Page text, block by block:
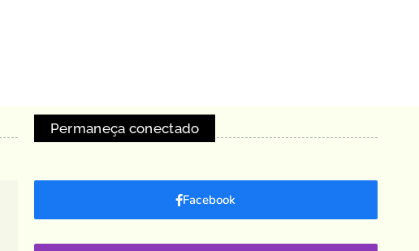
Permaneça conectado
Facebook